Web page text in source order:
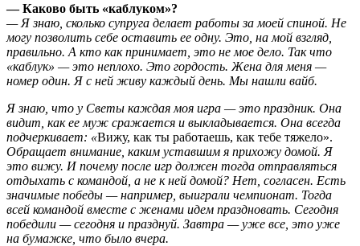
— Каково быть «каблуком»?
— Я знаю, сколько супруга делает работы за моей спиной. Не
могу позволить себе оставить ее одну. Это, на мой взгляд,
правильно. А кто как принимает, это не мое дело. Так что
«каблук» — это неплохо. Это гордость. Жена для меня —
номер один. Я с ней живу каждый день. Мы нашли вайб.
Я знаю, что у Светы каждая моя игра — это праздник. Она
видит, как ее муж сражается и выкладывается. Она всегда
подчеркивает: «Вижу, как ты работаешь, как тебе тяжело».
Обращает внимание, каким уставшим я прихожу домой. Я
это вижу. И почему после игр должен тогда отправляться
отдыхать с командой, а не к ней домой? Нет, согласен. Есть
значимые победы — например, выиграли чемпионат. Тогда
всей командой вместе с женами идем праздновать. Сегодня
победили — сегодня и празднуй. Завтра — уже все, это уже
на бумажке, что было вчера.